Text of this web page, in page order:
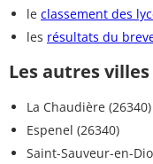
le classement des
les résultats du
Les autres
La Chaudière (26340)
Espenel (26340)
Saint-Sauveur-en-